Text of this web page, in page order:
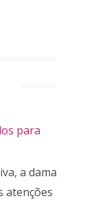
para
a dama de
atenções